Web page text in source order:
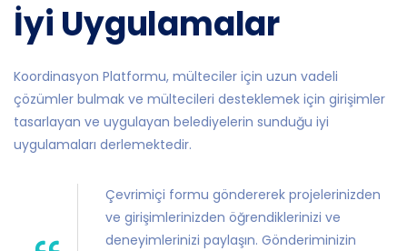
İyi Uygulamalar
Koordinasyon Platformu, mülteciler için uzun vadeli
çözümler bulmak ve mültecileri desteklemek için girişimler
tasarlayan ve uygulayan belediyelerin sunduğu iyi
uygulamaları derlemektedir.
Çevrimiçi formu göndererek projelerinizden
ve girişimlerinizden öğrendiklerinizi ve
deneyimlerinizi paylaşın. Gönderiminizin